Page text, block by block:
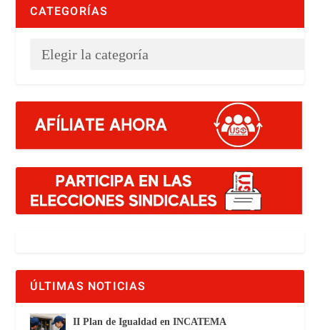
CATEGORÍAS
ÚLTIMAS NOTICIAS
II Plan de Igualdad en INCATEMA